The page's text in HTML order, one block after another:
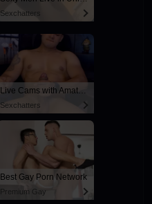
Sexchatters
Live Cams with Amateur Men
Sexchatters
Best Gay Porn Network
Premium Gay